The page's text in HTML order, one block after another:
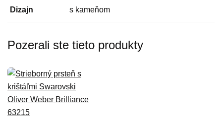
Dizajn s kameňom
Pozerali ste tieto produkty